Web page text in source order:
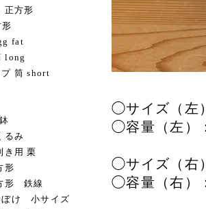
正方形
fat
long
筒 short
るみ
き用 栗
形
形 鉄線
け 小サイズ
◯サイズ（
◯容量（左）
◯サイズ（
◯容量（右）